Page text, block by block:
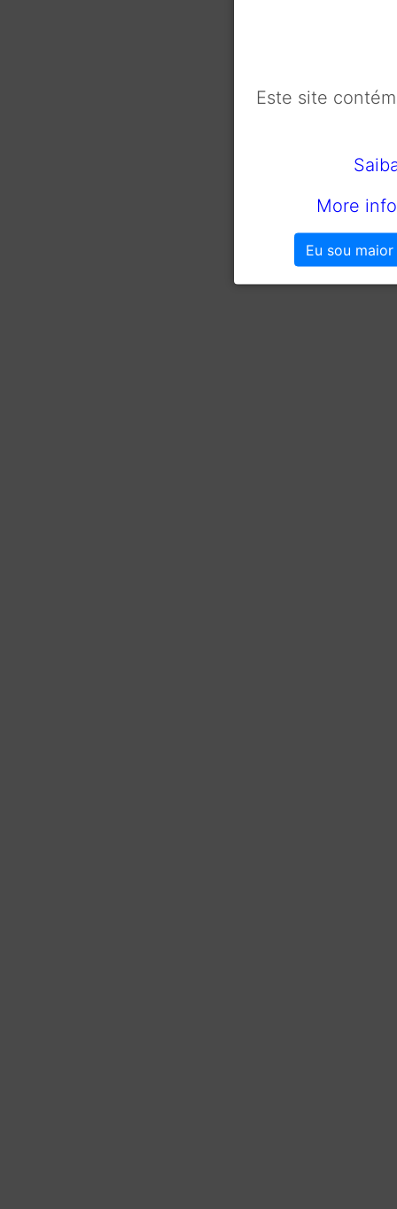
Este site
More
Eu sou